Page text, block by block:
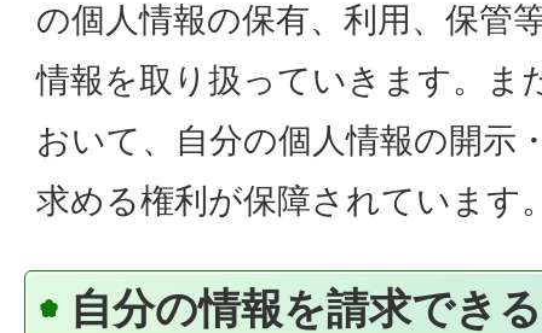
の個人情報の保有、利用、保管
情報を取り扱っていきます。ま
おいて、自分の個人情報の開示
求める権利が保障されています
自分の情報を請求でき